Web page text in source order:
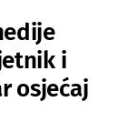
i
osjećaj